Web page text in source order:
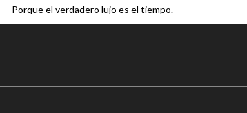
Porque el verdadero lujo es el tiempo.